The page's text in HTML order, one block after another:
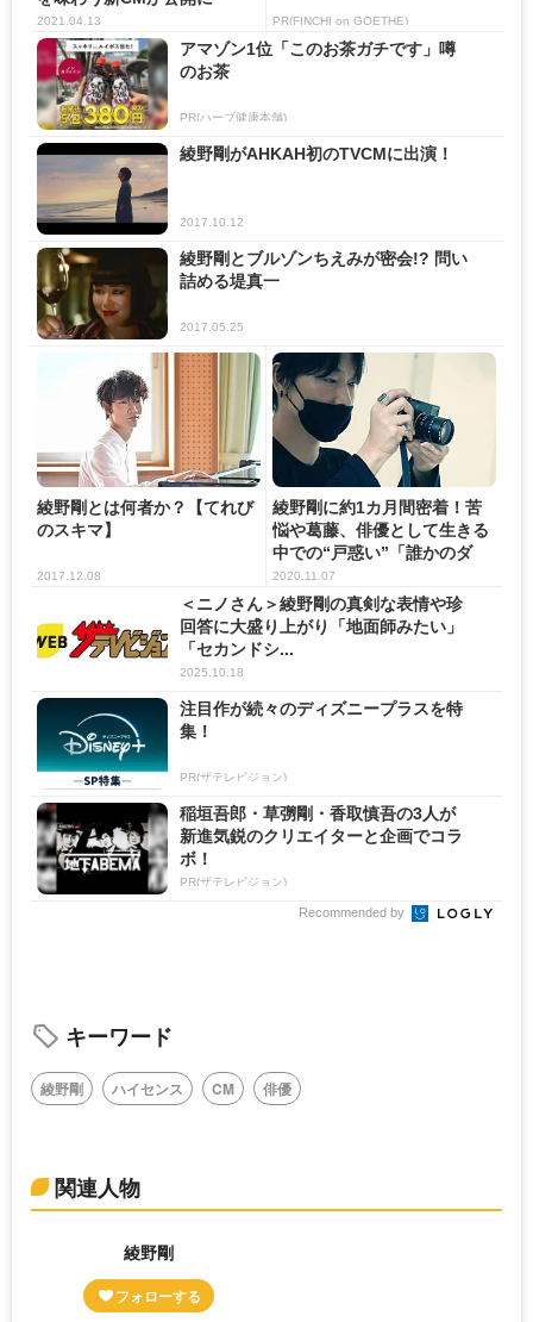
2021.04.13 PR(FINCHI on GOETHE)
アマゾン1位「このお茶ガチです」噂
のお茶
PR(ハーブ健康本舗)
綾野剛がAHKAH初のTVCMに出演！
2017.10.12
綾野剛とブルゾンちえみが密会!? 問い
詰める堤真一
2017.05.25
綾野剛とは何者か？【てれび
のスキマ】
2017.12.08
綾野剛に約1カ月間密着！苦
悩や葛藤、俳優として生きる
中での“戸惑い”「誰かのダ
ミ...
2020.11.07
＜ニノさん＞綾野剛の真剣な表情や珍
回答に大盛り上がり「地面師みたい」
「セカンドシ...
2025.10.18
注目作が続々のディズニープラスを特
集！
PR(ザテレビジョン)
稲垣吾郎・草彅剛・香取慎吾の3人が
新進気鋭のクリエイターと企画でコラ
ボ！
PR(ザテレビジョン)
Recommended by
キーワード
綾野剛 ハイセンス CM 俳優
関連人物
綾野剛